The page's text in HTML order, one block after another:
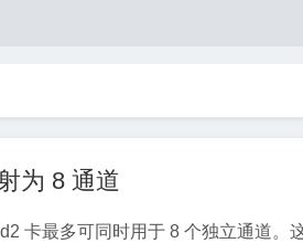
为 8 通道
卡最多可同时用于 8 个独立通道。